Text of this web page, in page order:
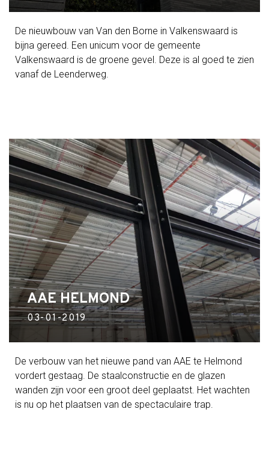
De nieuwbouw van Van den Borne in Valkenswaard is
bijna gereed. Een unicum voor de gemeente
Valkenswaard is de groene gevel. Deze is al goed te zien
vanaf de Leenderweg.
AAE HELMOND
03-01-2019
De verbouw van het nieuwe pand van AAE te Helmond
vordert gestaag. De staalconstructie en de glazen
wanden zijn voor een groot deel geplaatst. Het wachten
is nu op het plaatsen van de spectaculaire trap.